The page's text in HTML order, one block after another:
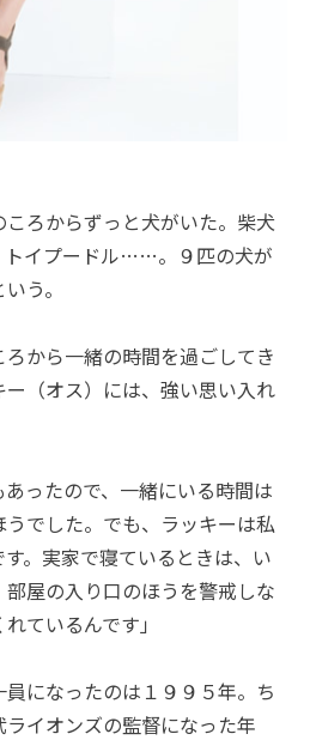
ろからずっと犬がいた。柴犬
トイプードル……。９匹の犬が
う。
から一緒の時間を過ごしてき
（オス）には、強い思い入れ
あったので、一緒にいる時間は
でした。でも、ラッキーは私
。実家で寝ているときは、い
屋の入り口のほうを警戒しな
ているんです」
になったのは１９９５年。ち
イオンズの監督になった年